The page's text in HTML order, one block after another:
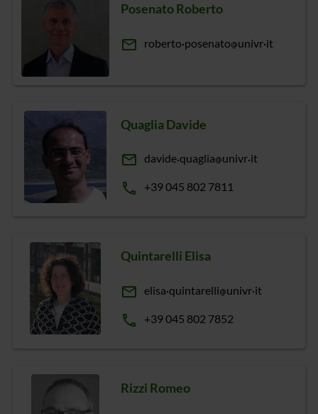
Posenato Roberto
email roberto posenato univr it
Quaglia Davide
email davide quaglia univr it
phone +39 045 802 7811
Quintarelli Elisa
email elisa quintarelli univr it
phone +39 045 802 7852
Rizzi Romeo